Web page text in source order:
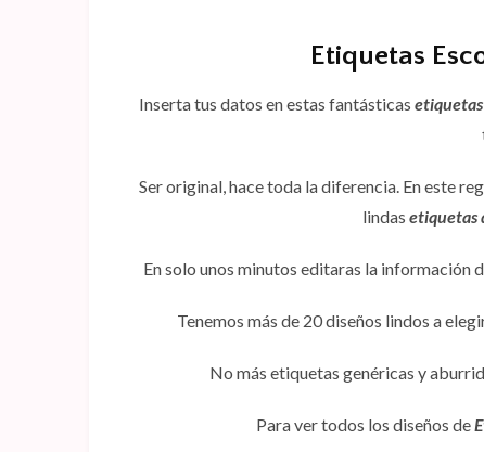
Etiquetas
Inserta tus datos en estas fantásticas
Ser original, hace toda la diferencia. En este
lindas etiquetas
En solo unos minutos editaras la información
Tenemos más de 20 diseños lindos a
No más etiquetas genéricas y
Para ver todos los diseños de